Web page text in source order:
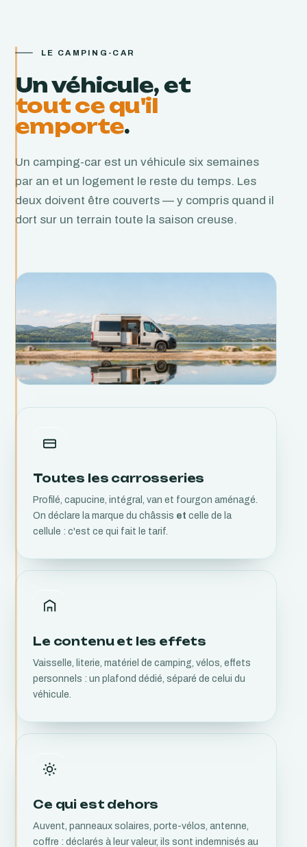
LE CAMPING-CAR
Un véhicule, et
tout ce qu'il
emporte.
Un camping-car est un véhicule six semaines
par an et un logement le reste du temps. Les
deux doivent être couverts — y compris quand il
dort sur un terrain toute la saison creuse.
Toutes les carrosseries
Profilé, capucine, intégral, van et fourgon aménagé.
On déclare la marque du châssis et celle de la
cellule : c'est ce qui fait le tarif.
Le contenu et les effets
Vaisselle, literie, matériel de camping, vélos, effets
personnels : un plafond dédié, séparé de celui du
véhicule.
Ce qui est dehors
Auvent, panneaux solaires, porte-vélos, antenne,
coffre : déclarés à leur valeur, ils sont indemnisés au